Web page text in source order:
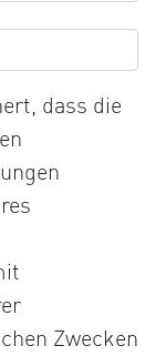
dass die
Zwecken